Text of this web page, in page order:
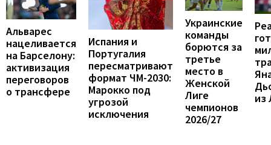
Альварес
нацеливается
на Барселону:
активизация
переговоров
о трансфере
Испания и
Португалия
пересматривают
формат ЧМ-2030:
Марокко под
угрозой
исключения
Украинские
команды
борются за
третье
место в
Женской
Лиге
чемпионов
2026/27
из